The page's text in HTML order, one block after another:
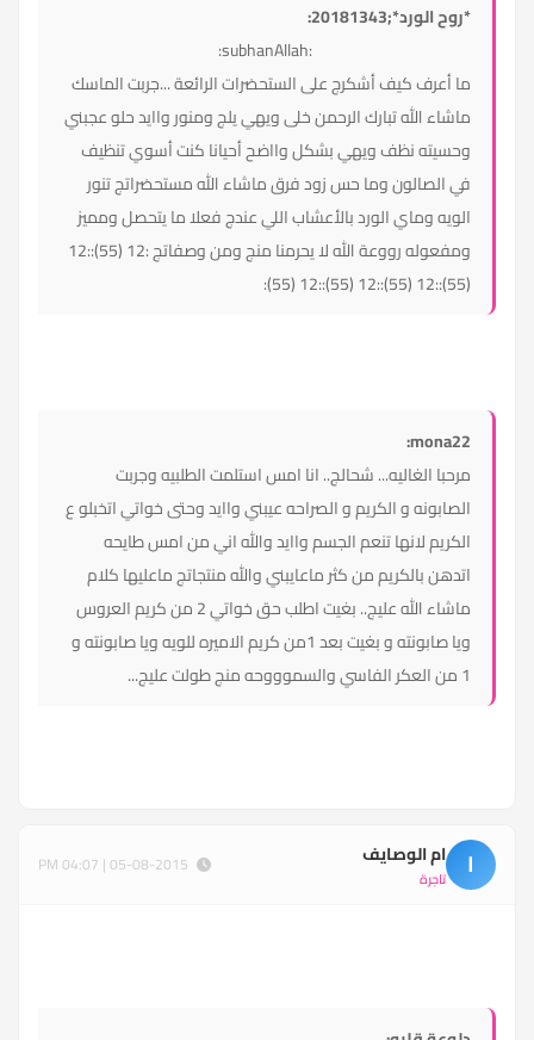
*روح الورد*;20181343:
:subhanAllah:
ما أعرف كيف أشكرج على الستحضرات الرائعة ...جربت الماسك
ماشاء الله تبارك الرحمن خلى ويهي يلج ومنور واايد حلو عجبني
وحسيته نظف ويهي بشكل وااضح أحيانا كنت أسوي تنظيف
في الصالون وما حس زود فرق ماشاء الله مستحضراتج تنور
الويه وماي الورد بالأعشاب اللي عندج فعلا ما يتحصل ومميز
ومفعوله رووعة الله لا يحرمنا منج ومن وصفاتج :12 (55)::12
(55)::12 (55)::12 (55)::12 (55):
mona22:
مرحبا الغاليه... شحالج.. انا امس استلمت الطلبيه وجربت
الصابونه و الكريم و الصراحه عيبني واايد وحتى خواتي اتخبلو ع
الكريم لانها تنعم الجسم واايد والله اني من امس طايحه
اتدهن بالكريم من كثر ماعايبني والله منتجاتج ماعليها كلام
ماشاء الله عليج.. بغيت اطلب حق خواتي 2 من كريم العروس
ويا صابونته و بغيت بعد 1من كريم الاميره للويه ويا صابونته و
1 من العكر الفاسي والسموووحه منج طولت عليج...
ا ام الوصايف
تاجرة